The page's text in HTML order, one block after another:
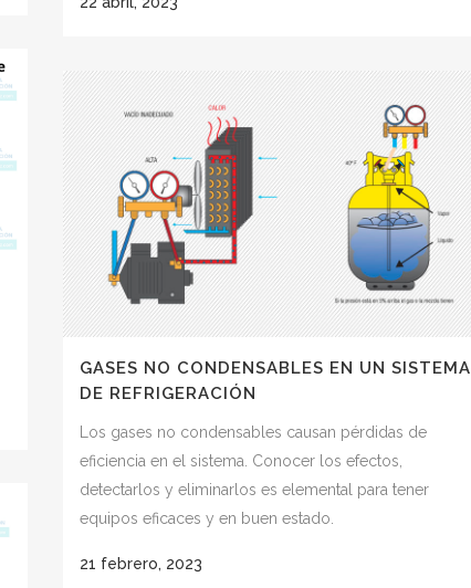
GASES NO CONDENSABLES EN UN SISTEMA
DE REFRIGERACIÓN
Los gases no condensables causan pérdidas de
eficiencia en el sistema. Conocer los efectos,
detectarlos y eliminarlos es elemental para tener
equipos eficaces y en buen estado.
21 febrero, 2023